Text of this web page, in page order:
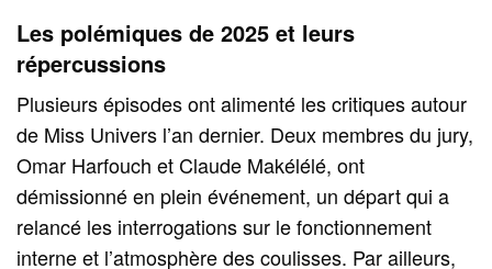
Les polémiques de 2025 et leurs
répercussions
Plusieurs épisodes ont alimenté les critiques autour
de Miss Univers l’an dernier. Deux membres du jury,
Omar Harfouch et Claude Makélélé, ont
démissionné en plein événement, un départ qui a
relancé les interrogations sur le fonctionnement
interne et l’atmosphère des coulisses. Par ailleurs,